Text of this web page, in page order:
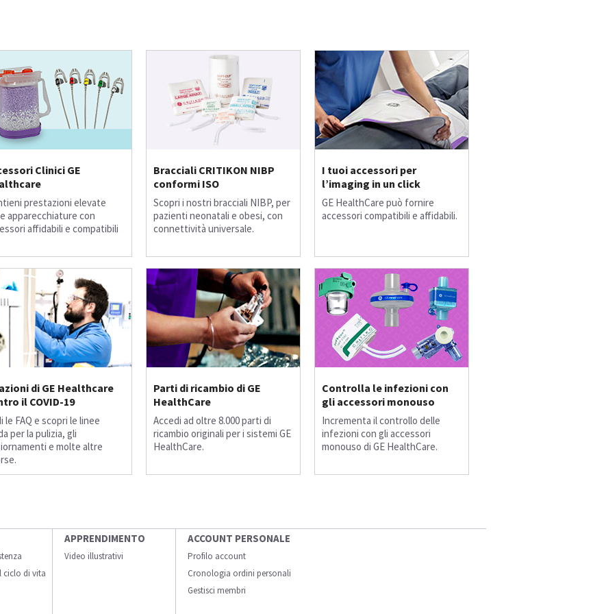
Clinici GE
prestazioni elevate
apparecchiature con
affidabili e compatibili
Bracciali CRITIKON NIBP
conformi ISO
Scopri i nostri bracciali NIBP, per
pazienti neonatali e obesi, con
connettività universale.
I tuoi accessori per
l’imaging in un click
GE HealthCare può fornire
accessori compatibili e affidabili.
di GE Healthcare
il COVID-19
le FAQ e scopri le linee
per la pulizia, gli
e molte altre
Parti di ricambio di GE
HealthCare
Accedi ad oltre 8.000 parti di
ricambio originali per i sistemi GE
HealthCare.
Controlla le infezioni con
gli accessori monouso
Incrementa il controllo delle
infezioni con gli accessori
monouso di GE HealthCare.
ciclo di vita
APPRENDIMENTO
Video illustrativi
ACCOUNT PERSONALE
Profilo account
Cronologia ordini personali
Gestisci membri